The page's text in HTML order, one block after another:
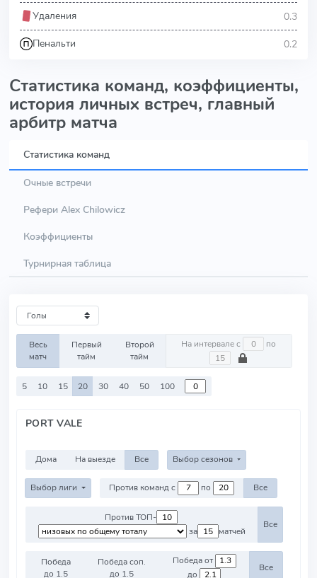
Удаления 0.3
Пенальти 0.2
Статистика команд, коэффициенты,
история личных встреч, главный
арбитр матча
Статистика команд
Очные встречи
Рефери Alex Chilowicz
Коэффициенты
Турнирная таблица
Весь
матч
Первый
тайм
Второй
тайм
На интервале с по
5 10 15 20 30 40 50 100
PORT VALE
Дома На выезде Все Выбор сезонов
Выбор лиги Против команд с по Все
Против ТОП-
за
матчей
Все
Победа
до 1.5
Победа соп.
до 1.5
Победа от
до
Все